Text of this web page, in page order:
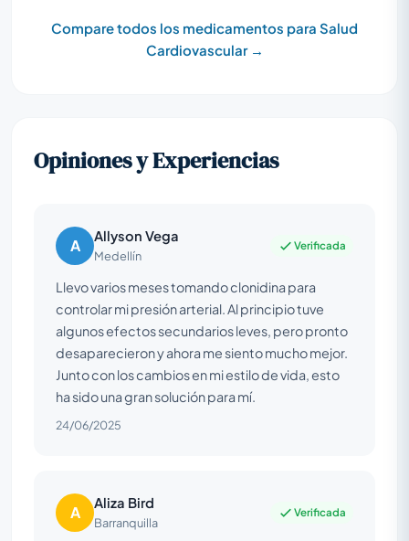
Compare todos los medicamentos para Salud
Cardiovascular →
Opiniones y Experiencias
A Allyson Vega
Medellín
Verificada
Llevo varios meses tomando clonidina para
controlar mi presión arterial. Al principio tuve
algunos efectos secundarios leves, pero pronto
desaparecieron y ahora me siento mucho mejor.
Junto con los cambios en mi estilo de vida, esto
ha sido una gran solución para mí.
24/06/2025
A Aliza Bird
Barranquilla
Verificada